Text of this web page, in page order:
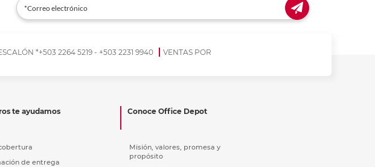
*+503 2264 5219 - +503 2231 9940
VENTAS POR
te ayudamos
de entrega
Conoce Office Depot
Misión, valores, promesa y
propósito